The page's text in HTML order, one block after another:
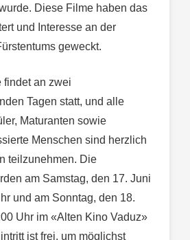
Diese Filme haben das
und Interesse an der
geweckt.
findet an zwei
Tagen statt, und alle
Maturanten sowie
Menschen sind herzlich
teilzunehmen. Die
am Samstag, den 17. Juni
und am Sonntag, den 18.
Uhr im «Alten Kino Vaduz»
ist frei, um möglichst